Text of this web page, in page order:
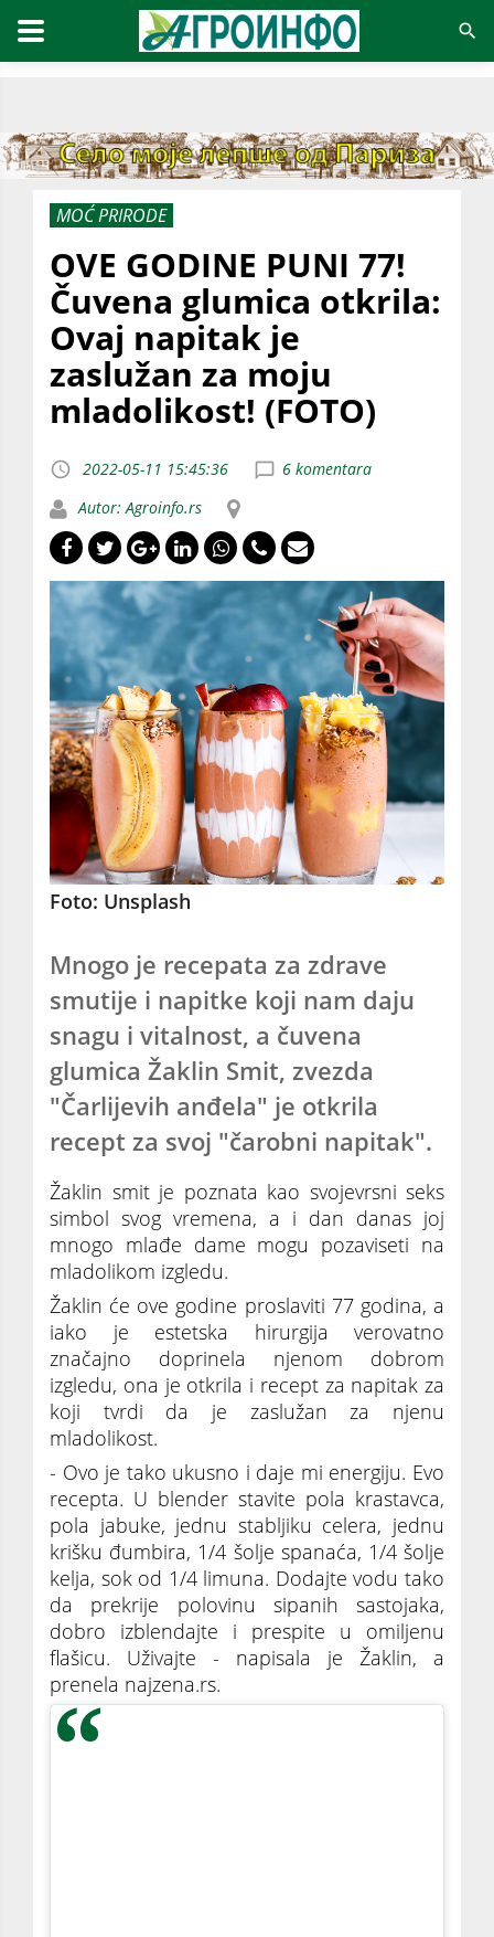
MOĆ PRIRODE
OVE GODINE PUNI 77!
Čuvena glumica otkrila:
Ovaj napitak je
zaslužan za moju
mladolikost! (FOTO)
2022-05-11 15:45:36
6 komentara
Autor: Agroinfo.rs
Foto: Unsplash
Mnogo je recepata za zdrave
smutije i napitke koji nam daju
snagu i vitalnost, a čuvena
glumica Žaklin Smit, zvezda
"Čarlijevih anđela" je otkrila
recept za svoj "čarobni napitak".
Žaklin smit je poznata kao svojevrsni seks
simbol svog vremena, a i dan danas joj
mnogo mlađe dame mogu pozaviseti na
mladolikom izgledu.
Žaklin će ove godine proslaviti 77 godina, a
iako je estetska hirurgija verovatno
značajno doprinela njenom dobrom
izgledu, ona je otkrila i recept za napitak za
koji tvrdi da je zaslužan za njenu
mladolikost.
- Ovo je tako ukusno i daje mi energiju. Evo
recepta. U blender stavite pola krastavca,
pola jabuke, jednu stabljiku celera, jednu
krišku đumbira, 1/4 šolje spanaća, 1/4 šolje
kelja, sok od 1/4 limuna. Dodajte vodu tako
da prekrije polovinu sipanih sastojaka,
dobro izblendajte i prespite u omiljenu
flašicu. Uživajte - napisala je Žaklin, a
prenela najzena.rs.